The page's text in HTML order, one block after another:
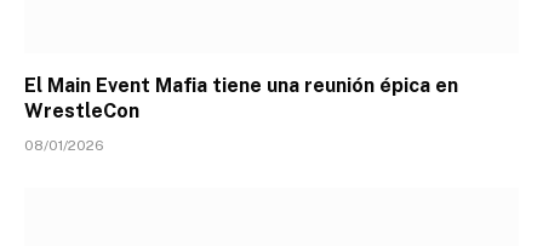
El Main Event Mafia tiene una reunión épica en
WrestleCon
08/01/2026